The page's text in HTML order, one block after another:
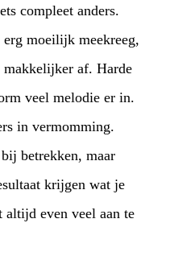
compleet anders.
moeilijk meekreeg,
makkelijker af. Harde
veel melodie er in.
in vermomming.
betrekken, maar
krijgen wat je
even veel aan te